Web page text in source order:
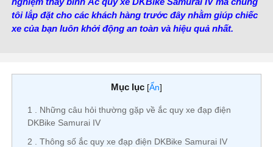
tôi lắp đặt cho các khách hàng trước đây nhằm giúp chiếc
xe của bạn luôn khởi động an toàn và hiệu quả nhất.
Mục lục [Ẩn]
1
Những câu hỏi thường gặp về ắc quy xe đạp điện
DKBike Samurai IV
2
Thông số ắc quy xe đạp điện DKBike Samurai IV